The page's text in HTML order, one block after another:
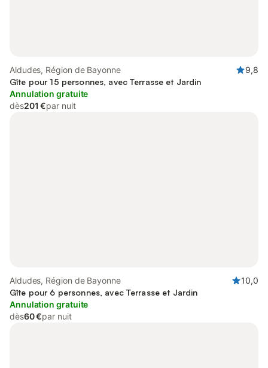
Aldudes, Région de Bayonne
9,8
Gîte pour 15 personnes, avec Terrasse et Jardin
Annulation gratuite
dès201 €par nuit
Aldudes, Région de Bayonne
10,0
Gîte pour 6 personnes, avec Terrasse et Jardin
Annulation gratuite
dès60 €par nuit